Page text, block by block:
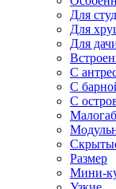
Для
Для
Для
С
С
С
Размер
Мини-